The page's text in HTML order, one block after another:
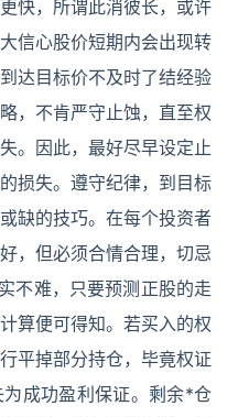
快，所谓此消彼长，或许
信心股价短期内会出现转
达目标价不及时了结经验
，不肯严守止蚀，直至权
。因此，最好尽早设定止
损失。遵守纪律，到目标
缺的技巧。在每个投资者
，但必须合情合理，切忌
不难，只要预测正股的走
算便可得知。若买入的权
平掉部分持仓，毕竟权证
成功盈利保证。剩余*仓